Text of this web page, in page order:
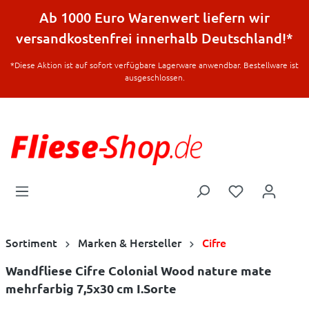
springen
Ab 1000 Euro Warenwert liefern wir
versandkostenfrei innerhalb Deutschland!*
*Diese Aktion ist auf sofort verfügbare Lagerware anwendbar. Bestellware ist
ausgeschlossen.
Sortiment Marken & Hersteller Cifre
Wandfliese Cifre Colonial Wood nature mate
mehrfarbig 7,5x30 cm I.Sorte